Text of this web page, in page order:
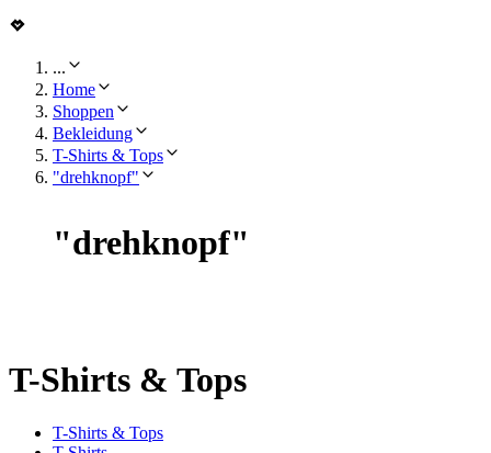
...
Home
Shoppen
Bekleidung
T-Shirts & Tops
"drehknopf"
"drehknopf"
T-Shirts & Tops
T-Shirts & Tops